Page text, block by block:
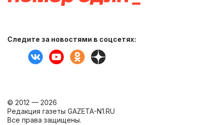
Следите за новостями в соцсетях:
© 2012 — 2026
Редакция газеты GAZETA-N1.RU
Все права защищены.